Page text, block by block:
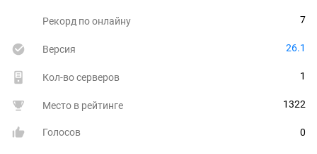
Рекорд по онлайну 7
Версия 26.1
Кол-во серверов 1
Место в рейтинге 1322
Голосов 0